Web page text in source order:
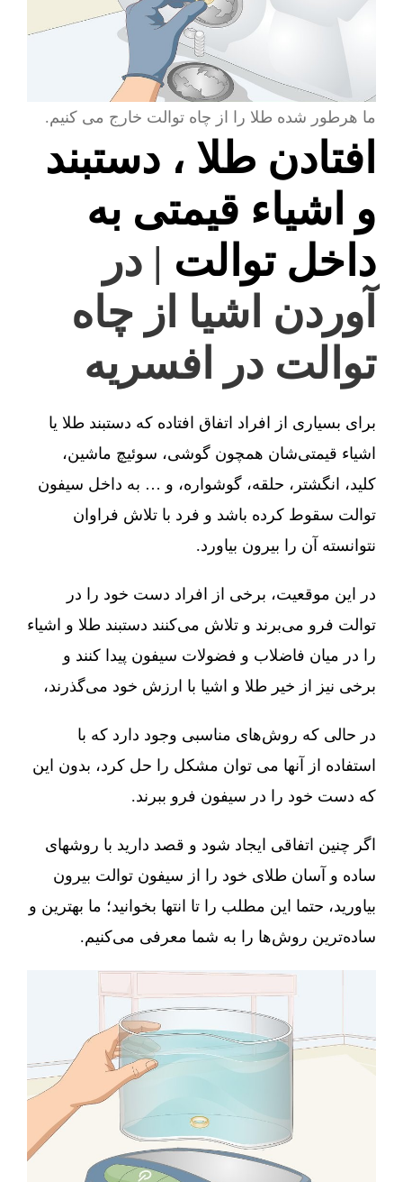
ما هرطور شده طلا را از چاه توالت خارج می کنیم.
افتادن طلا ، دستبند
و اشیاء قیمتی به
داخل توالت | در
آوردن اشیا از چاه
توالت در افسریه
برای بسیاری از افراد اتفاق افتاده که دستبند طلا یا
اشیاء قیمتی‌شان همچون گوشی، سوئیچ ماشین،
کلید، انگشتر، حلقه، گوشواره، و … به داخل سیفون
توالت سقوط کرده باشد و فرد با تلاش فراوان
نتوانسته آن را بیرون بیاورد.
در این موقعیت، برخی از افراد دست خود را در
توالت فرو می‌برند و تلاش می‌کنند دستبند طلا و اشیاء
را در میان فاضلاب و فضولات سیفون پیدا کنند و
برخی نیز از خیر طلا و اشیا با ارزش خود می‌گذرند،
در حالی که روش‌های مناسبی وجود دارد که با
استفاده از آنها می توان مشکل را حل کرد، بدون این
که دست خود را در سیفون فرو ببرند.
اگر چنین اتفاقی ایجاد شود و قصد دارید با روشهای
ساده و آسان طلای خود را از سیفون توالت بیرون
بیاورید، حتما این مطلب را تا انتها بخوانید؛ ما بهترین و
ساده‌ترین روش‌ها را به شما معرفی می‌کنیم.